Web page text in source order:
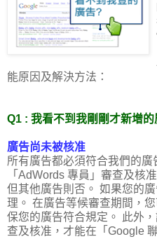
能原因及解決方法：
Q1 : 我看不到我剛剛才新增的
廣告尚未被核准
所有廣告都必須符合我們的廣
「AdWords 專員」審查及核
但其他廣告則否。 如果您的
理。 在廣告等候審查期間，
保您的廣告符合規定。 此外
查及核准，才能在「Google